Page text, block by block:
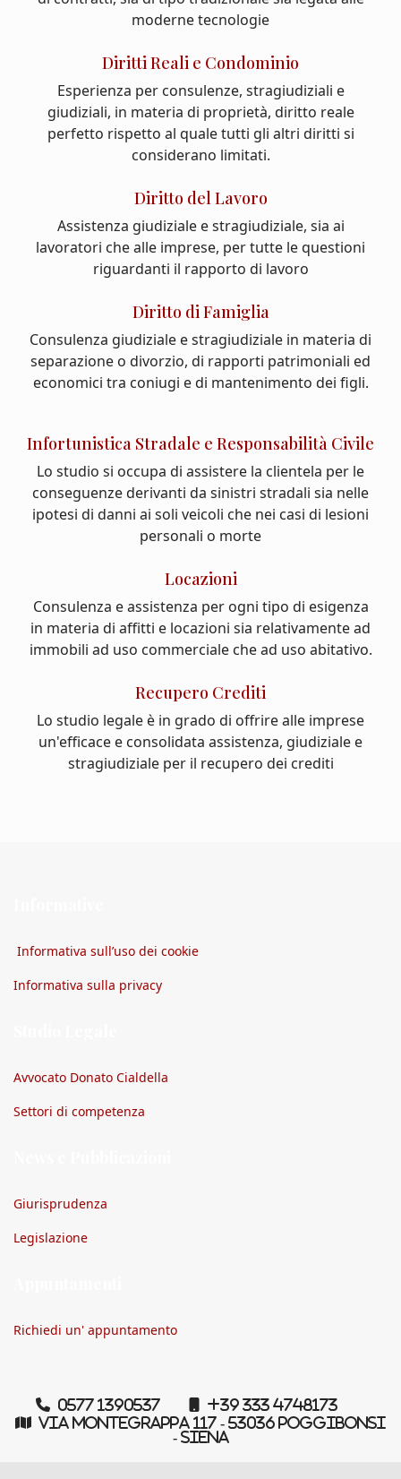
moderne tecnologie
Diritti Reali e Condominio
Esperienza per consulenze, stragiudiziali e
giudiziali, in materia di proprietà, diritto reale
perfetto rispetto al quale tutti gli altri diritti si
considerano limitati.
Diritto del Lavoro
Assistenza giudiziale e stragiudiziale, sia ai
lavoratori che alle imprese, per tutte le questioni
riguardanti il rapporto di lavoro
Diritto di Famiglia
Consulenza giudiziale e stragiudiziale in materia di
separazione o divorzio, di rapporti patrimoniali ed
economici tra coniugi e di mantenimento dei figli.
Infortunistica Stradale e Responsabilità Civile
Lo studio si occupa di assistere la clientela per le
conseguenze derivanti da sinistri stradali sia nelle
ipotesi di danni ai soli veicoli che nei casi di lesioni
personali o morte
Locazioni
Consulenza e assistenza per ogni tipo di esigenza
in materia di affitti e locazioni sia relativamente ad
immobili ad uso commerciale che ad uso abitativo.
Recupero Crediti
Lo studio legale è in grado di offrire alle imprese
un'efficace e consolidata assistenza, giudiziale e
stragiudiziale per il recupero dei crediti
Informativa sull’uso dei cookie
Informativa sulla privacy
Avvocato Donato Cialdella
Settori di competenza
Giurisprudenza
Legislazione
Richiedi un' appuntamento
0577 1390537
+39 333 4748173
Via Montegrappa 117 - 53036 Poggibonsi
- Siena